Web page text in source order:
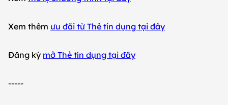
Xem thêm ưu đãi từ Thẻ tín dụng tại đây
Đăng ký mở Thẻ tín dụng tại đây
-----